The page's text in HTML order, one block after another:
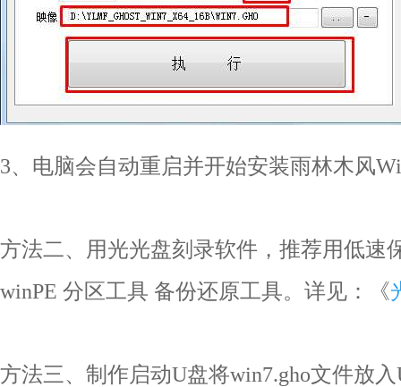
3、电脑会自动重启并开始安装雨林木风
方法二、用光光盘刻录软件，推荐用低速
winPE 分区工具 备份还原工具。详见：《
方法三、制作启动U盘将win7.gho文件放